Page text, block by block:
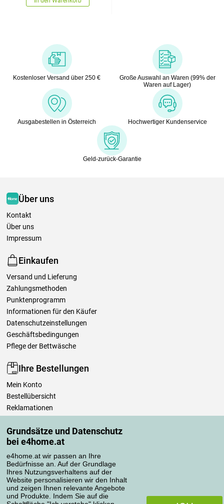
Grundsätze und Datenschutz
bei e4home.at
e4home.at wir passen an Ihre
Bedürfnisse an. Auf der Grundlage
Ihres Nutzungsverhaltens auf der
Website personalisieren wir den Inhalt
und zeigen Ihnen relevante Angebote
und Produkte. Indem Sie auf die
Kostenloser Versand über 250 €
Große Auswahl an Waren (99% der
Waren auf Lager)
Ausgabestellen in Österreich Hochwertiger Kundenservice
Geld-zurück-Garantie
Über uns
Kontakt
Über uns
Impressum
Einkaufen
Versand und Lieferung
Zahlungsmethoden
Punktenprogramm
Informationen für den Käufer
Datenschutzeinstellungen
Geschäftsbedingungen
Pflege der Bettwäsche
Ihre Bestellungen
Mein Konto
Bestellübersicht
Reklamationen
Einfach mehr wissen
Richtlinien zur Verarbeitung von Bewertungen
Transportarten